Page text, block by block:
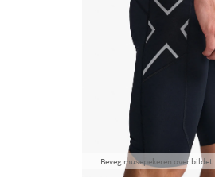
Beveg musepekeren over